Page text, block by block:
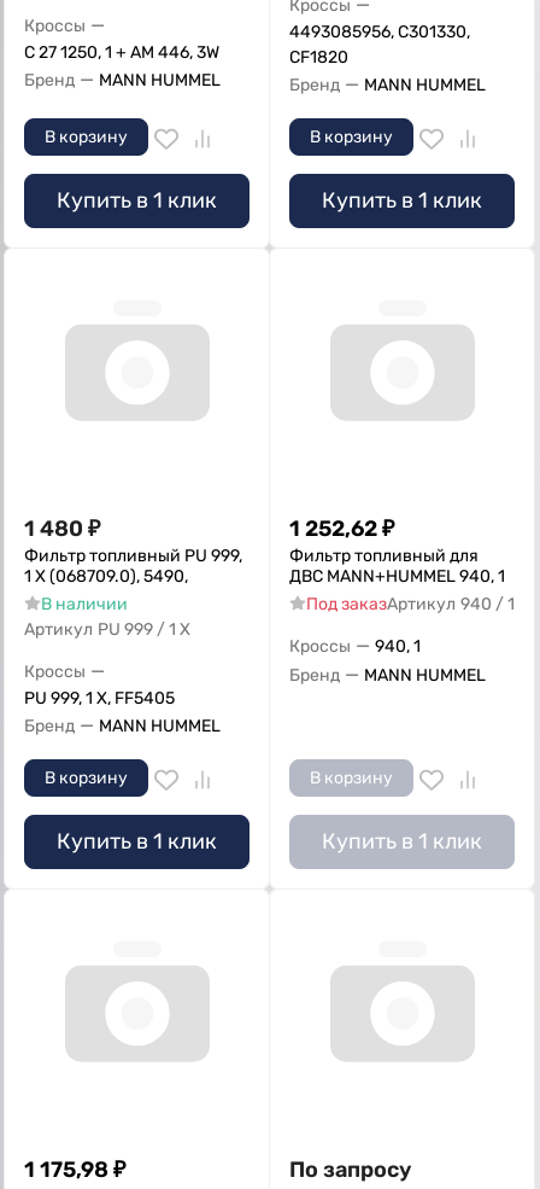
Кроссы —
С 27 1250, 1 + AM 446, 3W
Бренд — MANN HUMMEL
В корзину
Купить в 1 клик
Кроссы
4493085956, C301330,
CF1820
Бренд — MANN HUMMEL
В корзину
Купить в 1 клик
1 480 ₽
Фильтр топливный PU 999,
1 X (068709.0), 5490,
В наличии
Артикул PU 999 / 1 X
Кроссы —
PU 999, 1 X, FF5405
Бренд — MANN HUMMEL
В корзину
Купить в 1 клик
1 252,62₽
Фильтр топливный для
ДВС MANN+HUMMEL 940, 1
Под заказАртикул 940 / 1
Кроссы — 940, 1
Бренд — MANN HUMMEL
В корзину
Купить в 1 клик
1 175,98 ₽ По запросу